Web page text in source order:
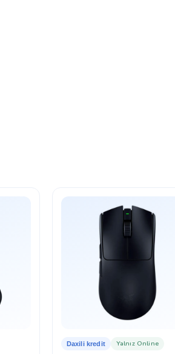
Daxili kredit Yalnız Online